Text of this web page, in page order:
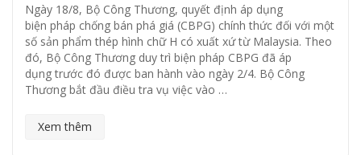
Ngày 18/8, Bộ Công Thương, quyết định áp dụng
biện pháp chống bán phá giá (CBPG) chính thức đối với một
số sản phẩm thép hình chữ H có xuất xứ từ Malaysia. Theo
đó, Bộ Công Thương duy trì biện pháp CBPG đã áp
dụng trước đó được ban hành vào ngày 2/4. Bộ Công
Thương bắt đầu điều tra vụ việc vào …
Xem thêm